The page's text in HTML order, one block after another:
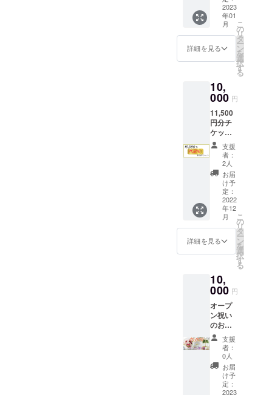
受付け
る予定
です。
※有効期
業月か
ら6ヶ
は小柄
なた
め、極
端な強
圧はで
きませ
ん。 ※
法令に
基づく
医療、
診療行
為では
ござい
ませ
ん。効
個人差
がござ
ことを
予めご
了承く
ださ
い。
「カモ
ミー
ル」
ートゥ
リー」
とスッ
キリ、
優しい
香り♪
・10〜
15分程
度足湯
に浸
かった
後、軽
石など
で軽く
角質層
を削っ
てあげ
麗に削
れ、足
びっく
りする
ほど落
ちてく
れま
す。 (成
分) A剤
成分：
クエン
酸、リ
ンゴ
酸、シ
汚れが
気にな
る方な
どにも
オスス
炭酸濃
度90〜
mに比
べ、こ
ちらは
620pp
mのお
よそ6倍
も強力
な炭酸
量。 ・
「ドク
ダミ」
「カモ
ル」
「ティ
配合。
ちょっ
とスッ
キリ、
優しい
香り♪
・10〜
15分程
度足湯
に浸
かった
後、軽
は肘〜
指先ま
での施
術で
す。 ※
トとし
てもぜ
ひご利
用下さ
い♪ ※
メール
で確認
後、公
式LINE
より支
援者さ
まの
LINEへ
チケッ
トをお
送り致
しま
“LINE未
方、“プ
レゼン
定”の方
は郵送
致しま
す。備
考欄に
「郵送
希望」
とコメ
ント下
せて頂
きま
す。 個
人事業
主さま
以外で
も、個
宣伝し
たい事
がある
方など
も大歓
迎♪ ①
当ホー
ムペー
ジに、
スポン
サー様
のお名
前(企業
名など)
とご希
望URL
を契約
公式
LINEに
・「ス
ポン
サー様
のお名
前と
ホーム
ページ
やSNS
アカウ
ントを
2023
年01
月
詳細を見る
こ
の
リ
タ
ー
ン
を
選
択
す
る
10,
000 円
11,500
円分チ
ケット
(1,500
円お得)
・5,000
円チ
ケット
×2 ・
1,500円
チケッ
ト×1 ※
当店で
のみご
利用い
ただけ
チケッ
トで
す。 ※
どの
コース
にもお
使い頂
けます♪
※一度に
まとめ
てお使
い頂け
支援
者：
2人
お届
け予
定：
2022
年12
月
詳細を見る
こ
の
リ
タ
ー
ン
を
選
択
す
る
10,
000 円
オープ
ン祝い
のお花
or観葉
植物(そ
れぞれ
支援者
様の名
札付
き)5,00
支援
者：
0人
お届
け予
定：
2023